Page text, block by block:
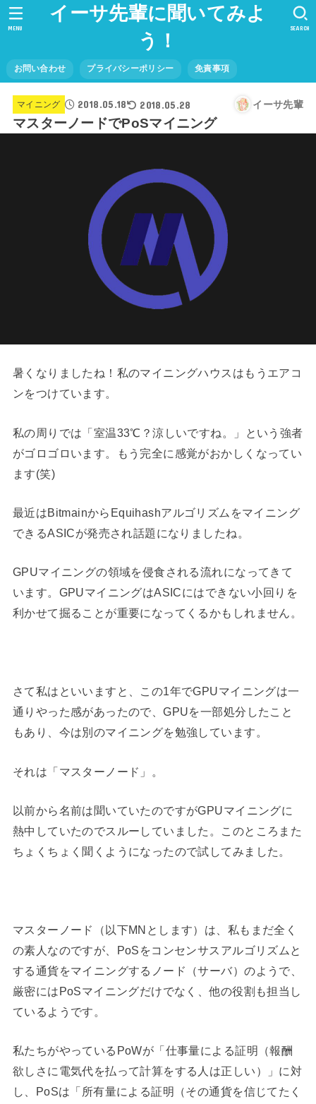
イーサ先輩に聞いてみよ
う！
お問い合わせ プライバシーポリシー 免責事項
SEARCH
MENU
マイニング 2018.05.18 2018.05.28 イーサ先輩
マスターノードでPoSマイニング
暑くなりましたね！私のマイニングハウスはもうエアコ
ンをつけています。
私の周りでは「室温33℃？涼しいですね。」という強者
がゴロゴロいます。もう完全に感覚がおかしくなってい
ます(笑)
最近はBitmainからEquihashアルゴリズムをマイニング
できるASICが発売され話題になりましたね。
GPUマイニングの領域を侵食される流れになってきて
います。GPUマイニングはASICにはできない小回りを
利かせて掘ることが重要になってくるかもしれません。
さて私はといいますと、この1年でGPUマイニングは一
通りやった感があったので、GPUを一部処分したこと
もあり、今は別のマイニングを勉強しています。
それは「マスターノード」。
以前から名前は聞いていたのですがGPUマイニングに
熱中していたのでスルーしていました。このところまた
ちょくちょく聞くようになったので試してみました。
マスターノード（以下MNとします）は、私もまだ全く
の素人なのですが、PoSをコンセンサスアルゴリズムと
する通貨をマイニングするノード（サーバ）のようで、
厳密にはPoSマイニングだけでなく、他の役割も担当し
ているようです。
私たちがやっているPoWが「仕事量による証明（報酬
欲しさに電気代を払って計算をする人は正しい）」に対
し、PoSは「所有量による証明（その通貨を信じてたく